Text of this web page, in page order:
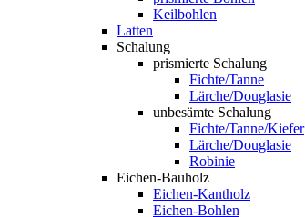
Keilbohlen
Latten
Schalung
prismierte Schalung
Fichte/Tanne
Lärche/Douglasie
unbesämte Schalung
Fichte/Tanne/Kiefer
Lärche/Douglasie
Robinie
Eichen-Bauholz
Eichen-Kantholz
Eichen-Bohlen